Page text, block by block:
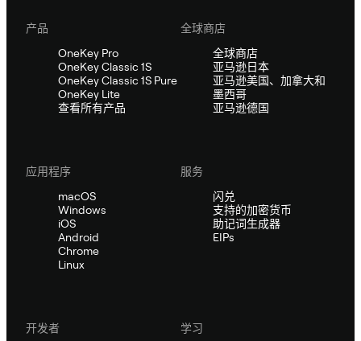
产品
OneKey Pro
OneKey Classic 1S
OneKey Classic 1S Pure
OneKey Lite
查看所有产品
全球商店
全球商店
亚马逊日本
亚马逊美国、加拿大和
墨西哥
亚马逊德国
应用程序
macOS
Windows
iOS
Android
Chrome
Linux
服务
闪兑
支持的加密货币
助记词生成器
EIPs
开发者
学习